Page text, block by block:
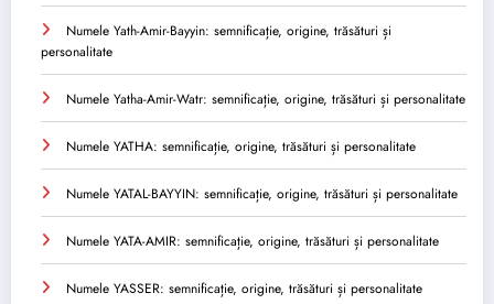
Numele Yath-Amir-Bayyin: semnificație, origine, trăsături și
personalitate
Numele Yatha-Amir-Watr: semnificație, origine, trăsături și personalitate
Numele YATHA: semnificație, origine, trăsături și personalitate
Numele YATAL-BAYYIN: semnificație, origine, trăsături și personalitate
Numele YATA-AMIR: semnificație, origine, trăsături și personalitate
Numele YASSER: semnificație, origine, trăsături și personalitate